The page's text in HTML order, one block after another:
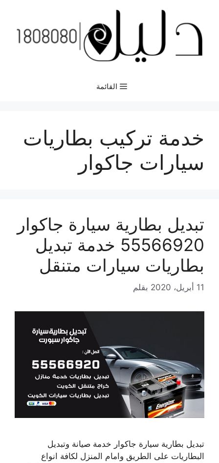
المحتوى
القائمة
خدمة تركيب بطاريات
سيارات جاكوار
تبديل بطارية سيارة جاكوار
55566920 خدمة تبديل
بطاريات سيارات متنقل
11 أبريل، 2020 بقلم
تبديل بطارية سيارة جاكوار خدمة صيانة وتبديل
البطاريات على الطريق وامام المنزل لكافة انواع